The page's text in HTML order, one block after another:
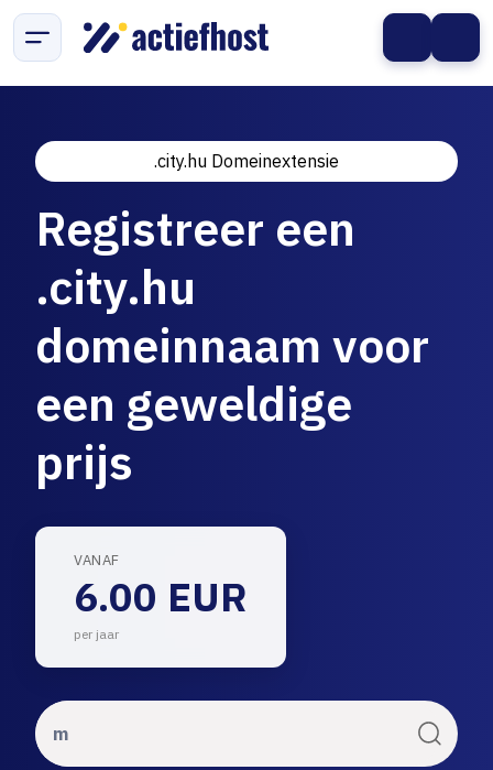
.city.hu Domeinextensie
Registreer een
.city.hu
domeinnaam voor
een geweldige
prijs
VANAF
6.00 EUR
per jaar